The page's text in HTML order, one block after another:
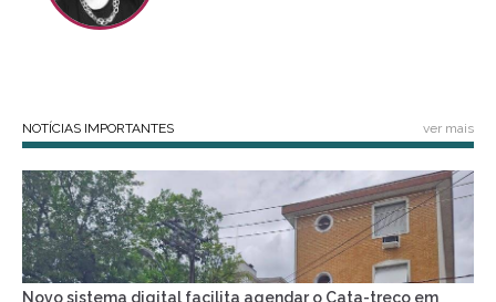
NOTÍCIAS IMPORTANTES ver mais
Novo sistema digital facilita agendar o Cata-treco em